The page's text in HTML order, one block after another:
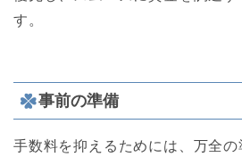
す。
事前の準備
手数料を抑えるためには、万全の